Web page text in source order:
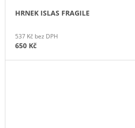
HRNEK ISLAS FRAGILE
537 Kč bez DPH
650 Kč